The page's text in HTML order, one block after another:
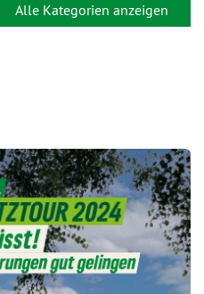
Alle Kategorien anzeigen